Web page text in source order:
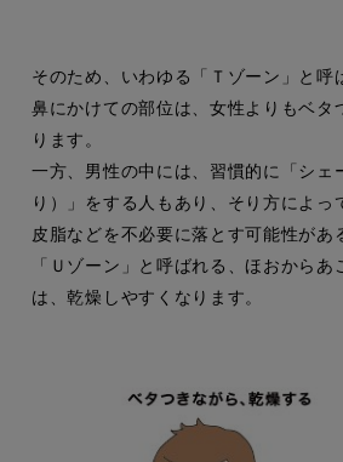
そのため、いわゆる「Ｔゾーン」と呼
鼻にかけての部位は、女性よりもベタ
ります。
一方、男性の中には、習慣的に「シェ
り）」をする人もあり、そり方によっ
皮脂などを不必要に落とす可能性があ
「Ｕゾーン」と呼ばれる、ほおからあ
は、乾燥しやすくなります。